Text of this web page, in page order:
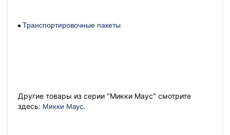
Транспортировочные пакеты
Другие товары из серии "Микки Маус" смотрите
здесь: Микки Маус.